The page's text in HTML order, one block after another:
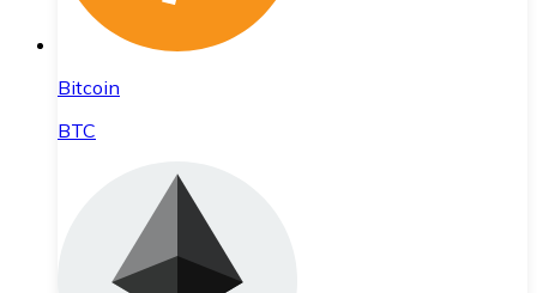
Bitcoin
BTC